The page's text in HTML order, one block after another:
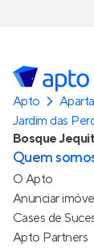
Apto
Jardim das
Bosque
Quem
O Apto
Anunciar
Cases de
Apto Partners